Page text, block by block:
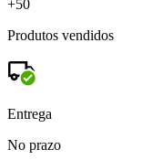
+50
Produtos vendidos
Entrega
No prazo